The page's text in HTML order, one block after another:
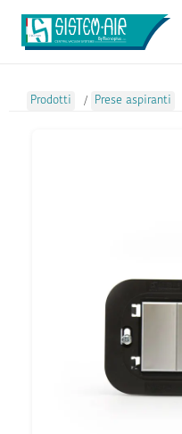
Prodotti / Prese aspiranti